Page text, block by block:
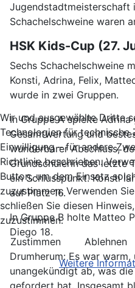
Jugendstadtmeisterschaft
Schachelschweine waren
HSK Kids-Cup (27.
Sechs Schachelschweine
Konsti, Adrina, Felix,
wurde in zwei Gruppen.
In Gruppe A spielte
Gesamtwertung und
wunderbarer Abschluss,
Grundschülerin das letzte
ein Schlusspunkt. Konsti
auf Platz 16.
In Gruppe B holte Matteo
Diego 18.
Drumherum: Es war
unangekündigt ab, was
Wir und ausgewählte Dritte
Technologien für technische
Einwilligung – für andere
Richtlinie beschrieben.
Button, um dem Einsatz
zuzustimmen. Verwenden
schließen Sie diesen
zuzustimmen.
Zustimmen
Ablehnen
Weitere